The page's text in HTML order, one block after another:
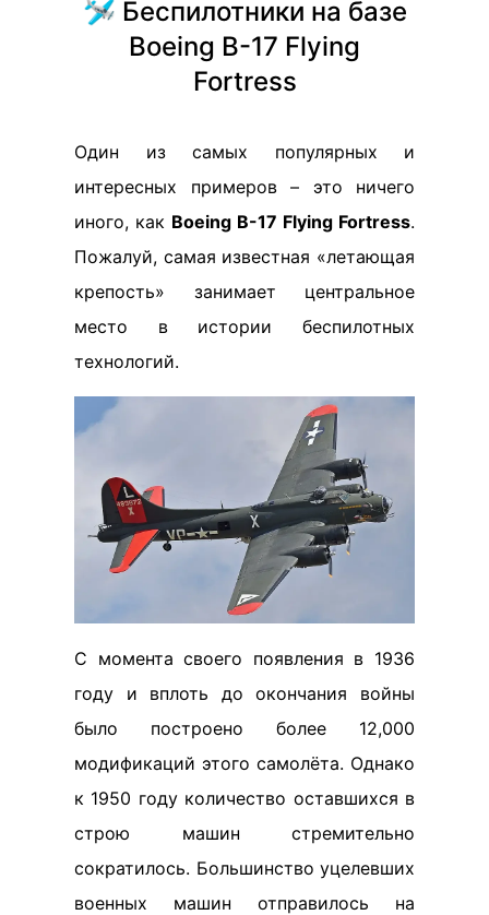
🛩️ Беспилотники на базе
Boeing B-17 Flying
Fortress
Один из самых популярных и
интересных примеров – это ничего
иного, как Boeing B-17 Flying Fortress.
Пожалуй, самая известная «летающая
крепость» занимает центральное
место в истории беспилотных
технологий.
С момента своего появления в 1936
году и вплоть до окончания войны
было построено более 12,000
модификаций этого самолёта. Однако
к 1950 году количество оставшихся в
строю машин стремительно
сократилось. Большинство уцелевших
военных машин отправилось на